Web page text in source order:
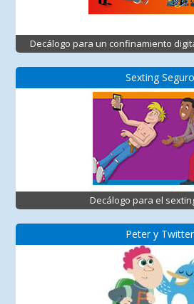
Decálogo para un confinamiento
Sexting Seguro
Decálogo para el
Peter y Twitter